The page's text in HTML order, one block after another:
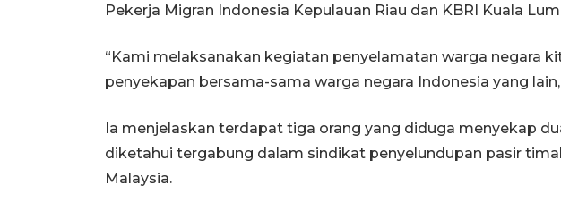
Pekerja Migran Indonesia Kepulauan Riau dan KBRI Kuala
“Kami melaksanakan kegiatan penyelamatan warga negara
penyekapan bersama-sama warga negara Indonesia yang
Ia menjelaskan terdapat tiga orang yang diduga menyekap
diketahui tergabung dalam sindikat penyelundupan pasir
Malaysia.